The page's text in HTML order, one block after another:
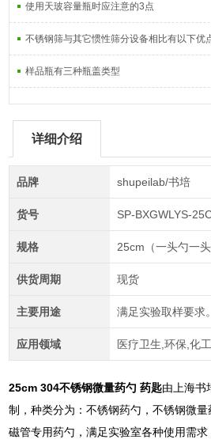
使用天玻容量瓶时应注意的3点
不锈钢筛与其它惯性筛分设备相比有以下优
样品瓶有三种瓶盖类型
详细介绍
品牌 shupeilab/书培
货号 SP-BXGWLYS-
规格 25cm（一头勺一
供货周期 现货
主要用途 满足实验取样要求。
应用领域 医疗卫生,环保,化
25cm 304不锈钢微量药勺 药匙由上海书
制，种类分为：不锈钢药勺，不锈钢微
磁管专用药勺，满足实验室各种使用需